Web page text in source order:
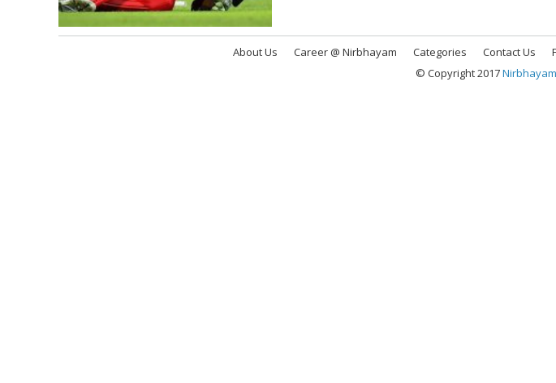
About Us Career @ Nirbhayam Categories Contact Us
© Copyright 2017